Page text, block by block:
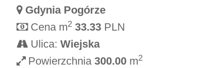
Gdynia Pogórze
Cena m2 33.33 PLN
Ulica:Wiejska
Powierzchnia300.00 m2